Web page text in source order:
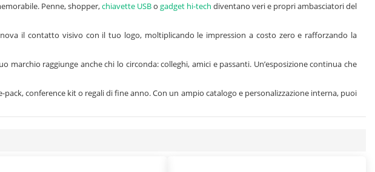
Penne, shopper,chiavette USBo gadget hi-tech diventano veri e propri ambasciatori del
il contatto visivo con il tuo logo, moltiplicando le impression a costo zero e rafforzando la
raggiunge anche chi lo circonda: colleghi, amici e passanti. Un’esposizione continua che
conference kit o regali di fine anno. Con un ampio catalogo e personalizzazione interna, puoi